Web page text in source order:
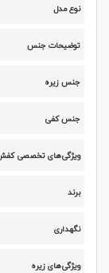
نوع مدل
توضیحات جنس
جنس زیره
جنس کفی
ویژگی‌های تخصصی کفش
برند
نگهداری
ویژگی‌های زیره